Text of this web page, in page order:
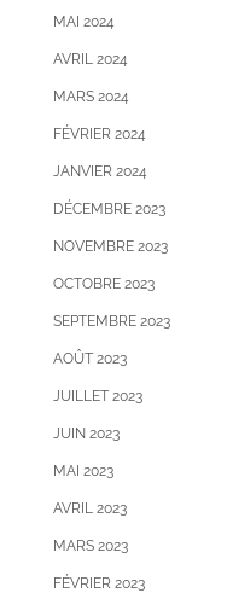
MAI 2024
AVRIL 2024
MARS 2024
FÉVRIER 2024
JANVIER 2024
DÉCEMBRE 2023
NOVEMBRE 2023
OCTOBRE 2023
SEPTEMBRE 2023
AOÛT 2023
JUILLET 2023
JUIN 2023
MAI 2023
AVRIL 2023
MARS 2023
FÉVRIER 2023